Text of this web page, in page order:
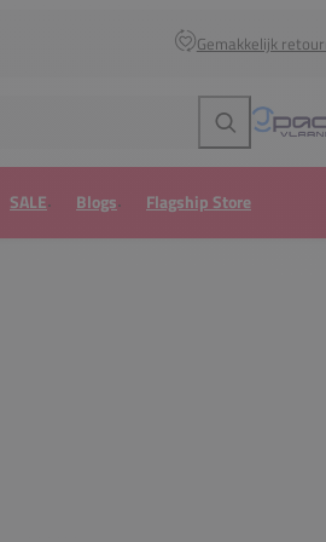
Gemakkelijk
Zoeken
SALE Blogs Flagship Store